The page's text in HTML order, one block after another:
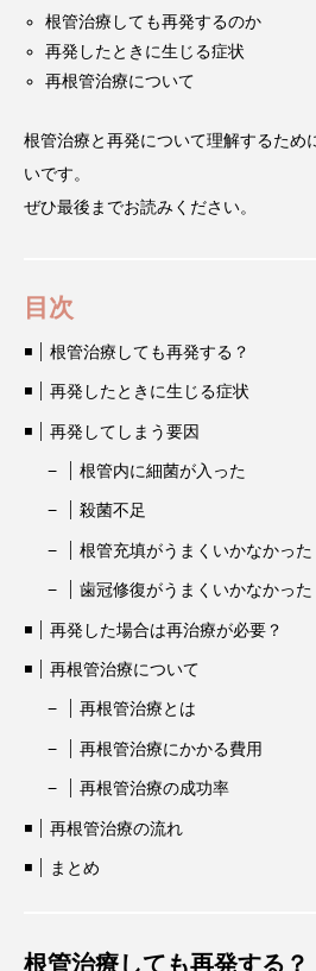
根管治療しても再発するのか
再発したときに生じる症状
再根管治療について
根管治療と再発について理解するため
いです。
ぜひ最後までお読みください。
目次
根管治療しても再発する？
再発したときに生じる症状
再発してしまう要因
根管内に細菌が入った
殺菌不足
根管充填がうまくいかなかった
歯冠修復がうまくいかなかった
再発した場合は再治療が必要？
再根管治療について
再根管治療とは
再根管治療にかかる費用
再根管治療の成功率
再根管治療の流れ
まとめ
根管治療しても再発する？